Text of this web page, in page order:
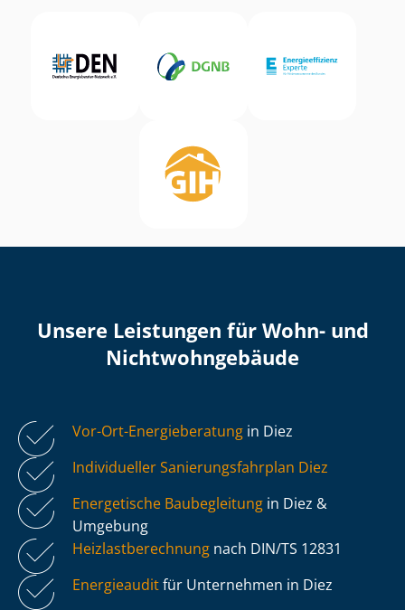
Unsere Leistungen für Wohn- und
Nicht­wohn­ge­bäu­de
Vor-Ort-Energieberatung in Diez
Individueller Sa­nie­rungs­fahr­plan Diez
Energetische Baubegleitung in Diez &
Umgebung
Heiz­last­be­rech­nung nach DIN/TS 12831
Energieauditfür Unternehmen in Diez